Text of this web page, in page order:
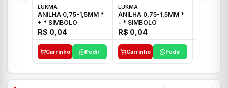
LUKMA
ANILHA 0,75-1,5MM *
+ * SIMBOLO
R$ 0,04
Carrinho Pedir
LUKMA
ANILHA 0,75-1,5MM *
- * SIMBOLO
R$ 0,04
Carrinho Pedir